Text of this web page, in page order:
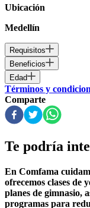
Ubicación
Medellín
Requisitos
Beneficios
Edad
Términos y
Comparte
Te podría
En Comfama
ofrecemos clases de
planes de gimnasio,
programas para